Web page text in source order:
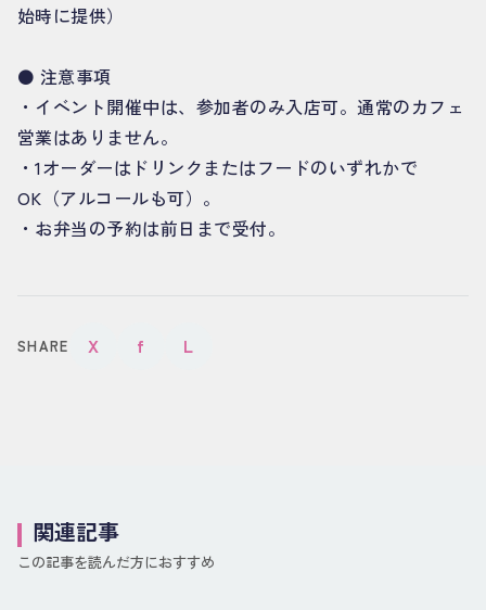
始時に提供）
⚫️ 注意事項
・イベント開催中は、参加者のみ入店可。通常のカフェ
営業はありません。
・1オーダーはドリンクまたはフードのいずれかで
OK（アルコールも可）。
・お弁当の予約は前日まで受付。
SHARE X f L
関連記事
この記事を読んだ方におすすめ